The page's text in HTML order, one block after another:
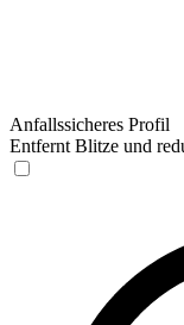
Anfallssicheres Profil
Entfernt Blitze und